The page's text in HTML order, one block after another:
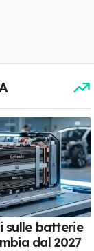
sulle batterie
dal 2027